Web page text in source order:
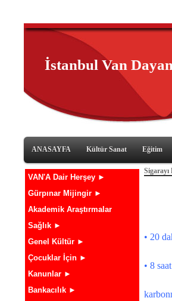
İstanbul Van
ANASAYFA Kültür Sanat Eğitim
VAN'A Dair Herşey ►
Gürpınar Mijingir ►
Akademik Araştırmalar
Sağlık ►
Genel Kültür ►
Çocuklar İçin ►
Kanunlar ►
Bankacılık ►
Sigarayı
• 20
• 8